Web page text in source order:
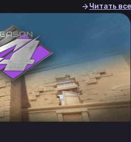
Читать все